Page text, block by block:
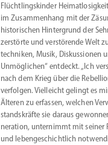
Flücht­lings­kinder
im Zusam­menhang mit der
historischen Hinter­grund der
zerstörte und verstö­rende Welt
tech­niken, Musik, Diskus­sionen
Unmög­lichen“ entdeckt. „Ich
nach dem Krieg über die
verfolgen. Vielleicht gelingt es
Älteren zu erfassen, welchen
stands­kräfte sie daraus
neration, unter­nimmt mit seiner
und leben­ge­schichtlich